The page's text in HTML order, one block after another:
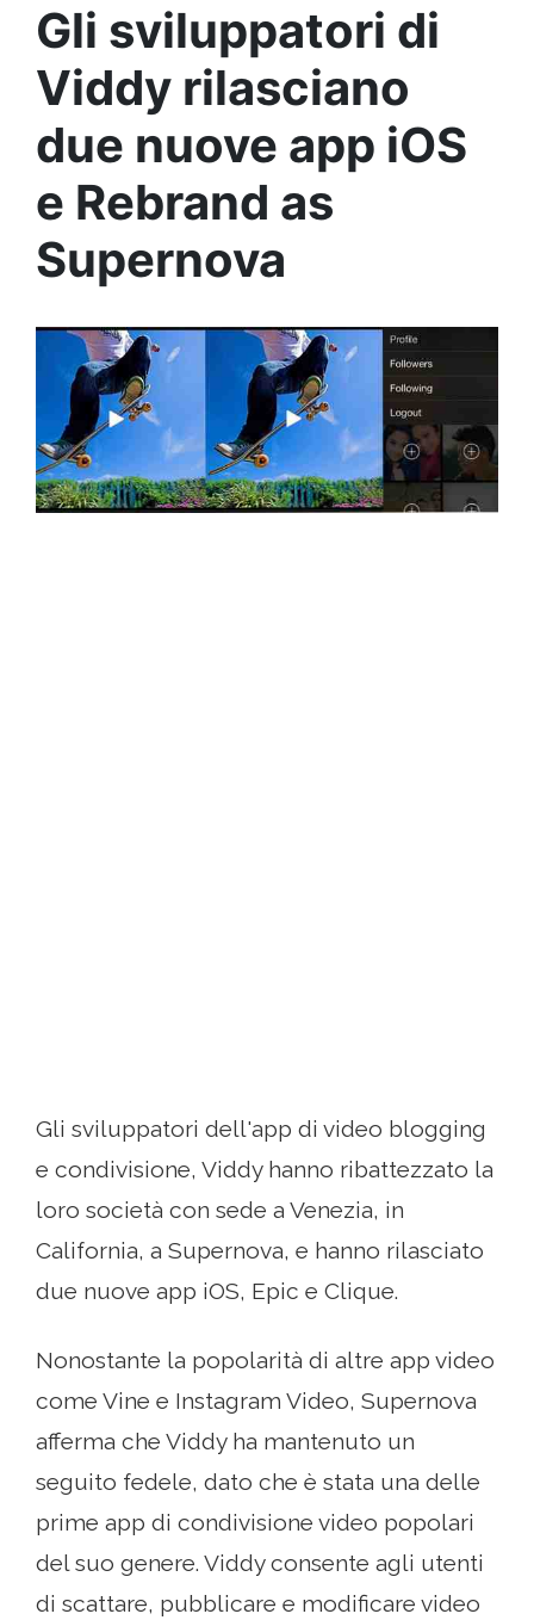
Gli sviluppatori di
Viddy rilasciano
due nuove app iOS
e Rebrand as
Supernova
Gli sviluppatori dell'app di video blogging
e condivisione, Viddy hanno ribattezzato la
loro società con sede a Venezia, in
California, a Supernova, e hanno rilasciato
due nuove app iOS, Epic e Clique.
Nonostante la popolarità di altre app video
come Vine e Instagram Video, Supernova
afferma che Viddy ha mantenuto un
seguito fedele, dato che è stata una delle
prime app di condivisione video popolari
del suo genere. Viddy consente agli utenti
di scattare, pubblicare e modificare video